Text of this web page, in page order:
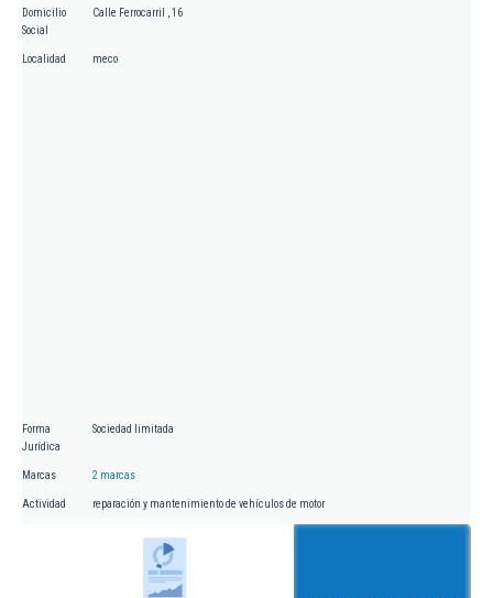
Domicilio
Social
Calle Ferrocarril , 16
Localidad meco
Forma
Jurídica
Sociedad limitada
Marcas 2 marcas
Actividad reparación y mantenimiento de vehículos de motor